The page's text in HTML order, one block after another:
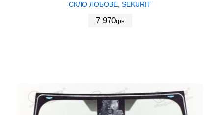
СКЛО ЛОБОВЕ, SEKURIT
7 970грн